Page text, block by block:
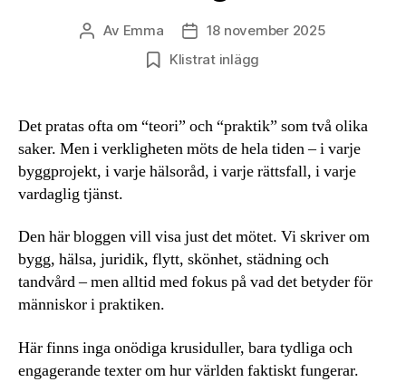
Inläggsförfattare
Av Emma Inläggsdatum
18 november 2025
Klistrat inlägg
Det pratas ofta om “teori” och “praktik” som två olika
saker. Men i verkligheten möts de hela tiden – i varje
byggprojekt, i varje hälsoråd, i varje rättsfall, i varje
vardaglig tjänst.
Den här bloggen vill visa just det mötet. Vi skriver om
bygg, hälsa, juridik, flytt, skönhet, städning och
tandvård – men alltid med fokus på vad det betyder för
människor i praktiken.
Här finns inga onödiga krusiduller, bara tydliga och
engagerande texter om hur världen faktiskt fungerar.